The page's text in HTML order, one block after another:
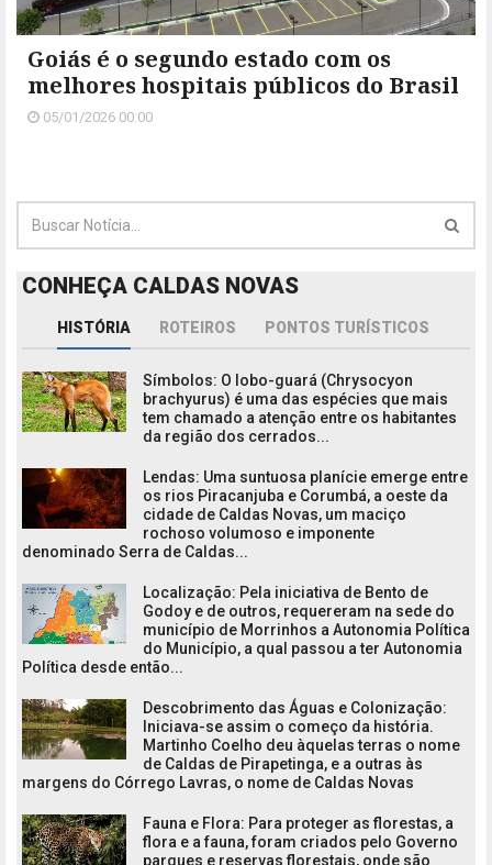
Goiás é o segundo estado com os
melhores hospitais públicos do Brasil
05/01/2026 00:00
CONHEÇA CALDAS NOVAS
HISTÓRIA ROTEIROS PONTOS TURÍSTICOS
Símbolos: O lobo-guará (Chrysocyon
brachyurus) é uma das espécies que mais
tem chamado a atenção entre os habitantes
da região dos cerrados...
Lendas: Uma suntuosa planície emerge entre
os rios Piracanjuba e Corumbá, a oeste da
cidade de Caldas Novas, um maciço
rochoso volumoso e imponente
denominado Serra de Caldas...
Localização: Pela iniciativa de Bento de
Godoy e de outros, requereram na sede do
município de Morrinhos a Autonomia Política
do Município, a qual passou a ter Autonomia
Política desde então...
Descobrimento das Águas e Colonização:
Iniciava-se assim o começo da história.
Martinho Coelho deu àquelas terras o nome
de Caldas de Pirapetinga, e a outras às
margens do Córrego Lavras, o nome de Caldas Novas
Fauna e Flora: Para proteger as florestas, a
flora e a fauna, foram criados pelo Governo
parques e reservas florestais, onde são